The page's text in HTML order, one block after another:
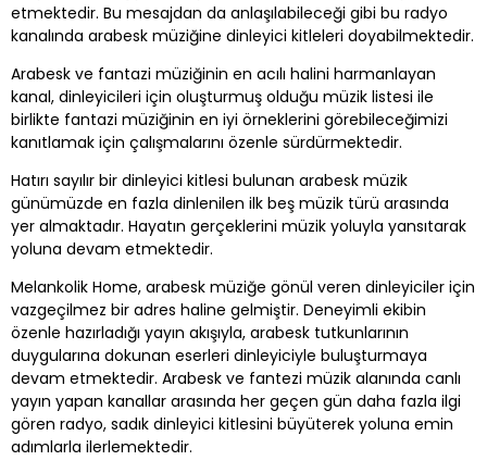
etmektedir. Bu mesajdan da anlaşılabileceği gibi bu radyo
kanalında arabesk müziğine dinleyici kitleleri doyabilmektedir.
Arabesk ve fantazi müziğinin en acılı halini harmanlayan
kanal, dinleyicileri için oluşturmuş olduğu müzik listesi ile
birlikte fantazi müziğinin en iyi örneklerini görebileceğimizi
kanıtlamak için çalışmalarını özenle sürdürmektedir.
Hatırı sayılır bir dinleyici kitlesi bulunan arabesk müzik
günümüzde en fazla dinlenilen ilk beş müzik türü arasında
yer almaktadır. Hayatın gerçeklerini müzik yoluyla yansıtarak
yoluna devam etmektedir.
Melankolik Home, arabesk müziğe gönül veren dinleyiciler için
vazgeçilmez bir adres haline gelmiştir. Deneyimli ekibin
özenle hazırladığı yayın akışıyla, arabesk tutkunlarının
duygularına dokunan eserleri dinleyiciyle buluşturmaya
devam etmektedir. Arabesk ve fantezi müzik alanında canlı
yayın yapan kanallar arasında her geçen gün daha fazla ilgi
gören radyo, sadık dinleyici kitlesini büyüterek yoluna emin
adımlarla ilerlemektedir.